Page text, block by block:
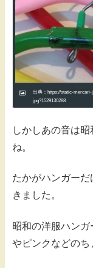
出典：https://static-mercari-
jpg?1529130288
しかしあの音は
ね。
たかがハンガー
きました。
昭和の洋服ハン
やピンクなどのち